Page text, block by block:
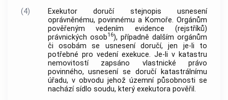
(4)
Exekutor doručí stejnopis usnesení
oprávněnému, povinnému a Komoře. Orgánům
pověřeným vedením evidence (rejstříků)
právnických osob16), případně dalším orgánům
či osobám se usnesení doručí, jen je-li to
potřebné pro vedení exekuce. Je-li v katastru
nemovitostí zapsáno vlastnické právo
povinného, usnesení se doručí katastrálnímu
úřadu, v obvodu jehož územní působnosti se
nachází sídlo soudu, který exekutora pověřil.